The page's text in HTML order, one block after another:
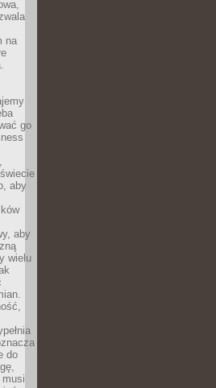
na
go
aby
aby
wielu
do